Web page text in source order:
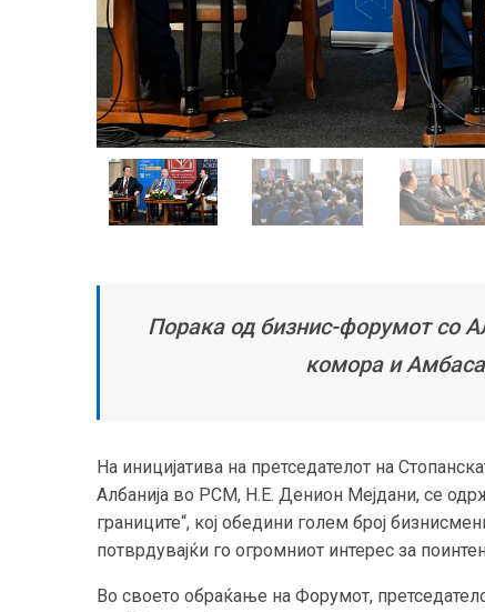
Порака од бизнис-форумот со
комора и
На иницијатива на претседателот на
Албанија во РСМ, Н.Е. Денион Мејдани, се
границите“, кој обедини голем број
потврдувајќи го огромниот интерес за
Во своето обраќање на Форумот,